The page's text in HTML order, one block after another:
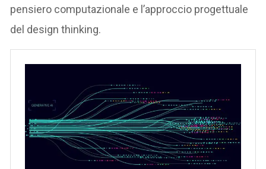
pensiero computazionale e l’approccio progettuale
del design thinking.